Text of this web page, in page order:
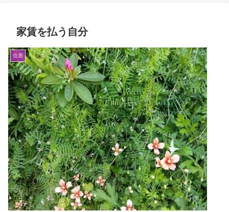
家賃を払う自分
住居